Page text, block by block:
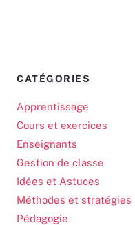
CATÉGORIES
Apprentissage
Cours et exercices
Enseignants
Gestion de classe
Idées et Astuces
Méthodes et stratégies
Pédagogie